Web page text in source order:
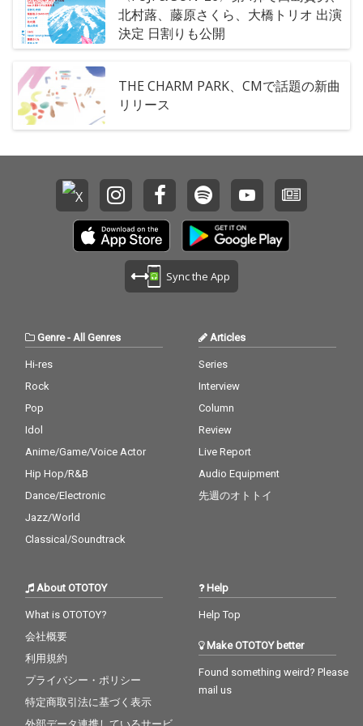
北村蕗、藤原さくら、大橋トリオ 出演
決定 日割りも公開
THE CHARM PARK、CMで話題の新曲
リリース
Sync the App
Genre-All Genres
Hi-res
Rock
Pop
Idol
Anime/Game/Voice Actor
Hip Hop/R&B
Dance/Electronic
Jazz/World
Classical/Soundtrack
Articles
Series
Interview
Column
Review
Live Report
Audio Equipment
先週のオトトイ
About OTOTOY
What is OTOTOY?
会社概要
利用規約
プライバシー・ポリシー
特定商取引法に基づく表示
Help
Help Top
Make OTOTOY better
Found something weird? Please
mail us